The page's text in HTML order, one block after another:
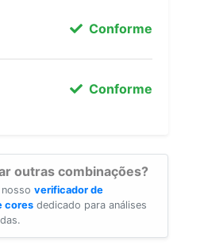
Conforme
Conforme
outras combinações?
verificador de
cores dedicado para análises